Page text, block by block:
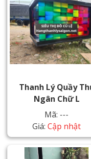
Thanh Lý Quầy
Ngân Chữ L
Mã: ---
Giá: Cập nhật